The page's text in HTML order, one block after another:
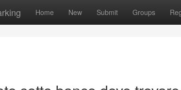
Home New Submit Groups